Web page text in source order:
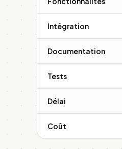
Intégration
Documentation
Tests
Délai
Coût